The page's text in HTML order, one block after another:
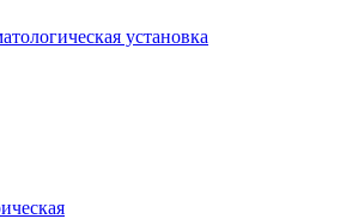
установка